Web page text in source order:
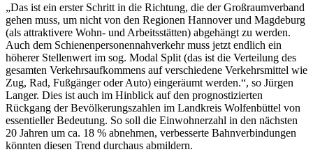
„Das ist ein erster Schritt in die Richtung, die der Großraumverband
gehen muss, um nicht von den Regionen Hannover und Magdeburg
(als attraktivere Wohn- und Arbeitsstätten) abgehängt zu werden.
Auch dem Schienenpersonennahverkehr muss jetzt endlich ein
höherer Stellenwert im sog. Modal Split (das ist die Verteilung des
gesamten Verkehrsaufkommens auf verschiedene Verkehrsmittel wie
Zug, Rad, Fußgänger oder Auto) eingeräumt werden.“, so Jürgen
Langer. Dies ist auch im Hinblick auf den prognostizierten
Rückgang der Bevölkerungszahlen im Landkreis Wolfenbüttel von
essentieller Bedeutung. So soll die Einwohnerzahl in den nächsten
20 Jahren um ca. 18 % abnehmen, verbesserte Bahnverbindungen
könnten diesen Trend durchaus abmildern.